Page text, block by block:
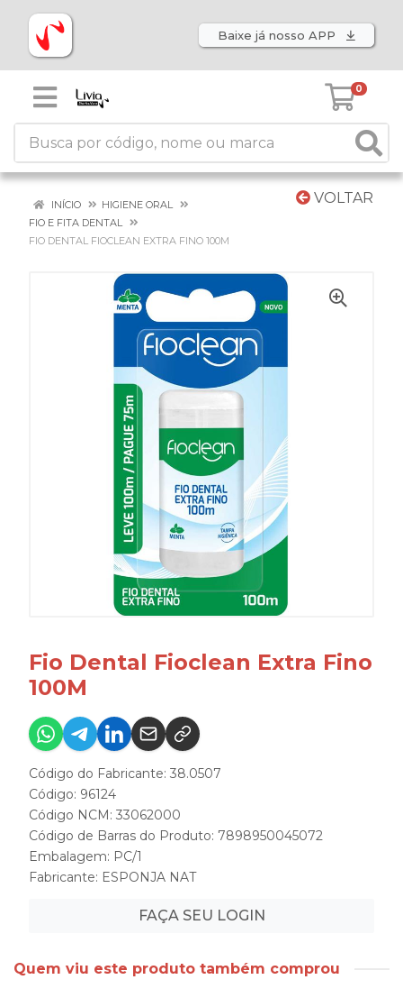
Baixe já nosso APP
0
VOLTAR
INÍCIO
HIGIENE ORAL
FIO E FITA DENTAL
FIO DENTAL FIOCLEAN EXTRA FINO 100M
Fio Dental Fioclean Extra Fino
100M
Código do Fabricante: 38.0507
Código: 96124
Código NCM: 33062000
Código de Barras do Produto: 7898950045072
Embalagem: PC/1
Fabricante: ESPONJA NAT
FAÇA SEU LOGIN
Quem viu este produto também comprou